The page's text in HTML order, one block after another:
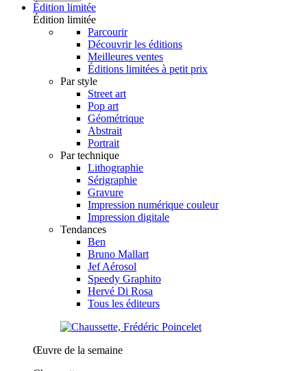
Édition limitée
Édition limitée
Parcourir
Découvrir les éditions
Meilleures ventes
Éditions limitées à petit prix
Par style
Street art
Pop art
Géométrique
Abstrait
Portrait
Par technique
Lithographie
Sérigraphie
Gravure
Impression numérique couleur
Impression digitale
Tendances
Ben
Bruno Mallart
Jef Aérosol
Speedy Graphito
Hervé Di Rosa
Tous les éditeurs
Œuvre de la semaine